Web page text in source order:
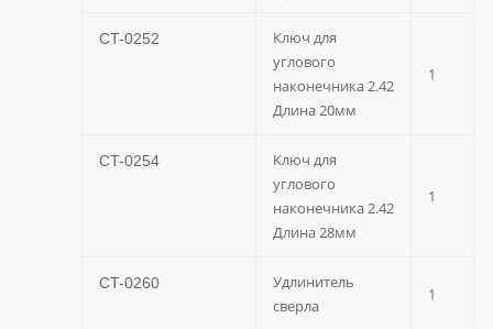
CT-0252
Ключ для
углового
наконечника 2.42
Длина 20мм
1
CT-0254
Ключ для
углового
наконечника 2.42
Длина 28мм
1
CT-0260
Удлинитель
сверла
1